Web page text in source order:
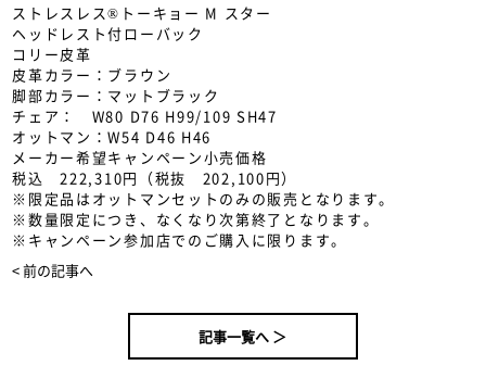
ストレスレス®トーキョー M スター
ヘッドレスト付ローバック
コリー皮革
皮革カラー：ブラウン
脚部カラー：マットブラック
チェア： W80 D76 H99/109 SH47
オットマン：W54 D46 H46
メーカー希望キャンペーン小売価格
税込 222,310円（税抜 202,100円）
※限定品はオットマンセットのみの販売となります。
※数量限定につき、なくなり次第終了となります。
※キャンペーン参加店でのご購入に限ります。
< 前の記事へ
記事一覧へ ＞